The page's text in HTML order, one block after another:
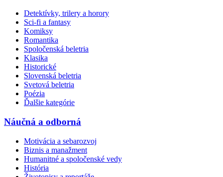
Detektívky, trilery a horory
Sci-fi a fantasy
Komiksy
Romantika
Spoločenská beletria
Klasika
Historické
Slovenská beletria
Svetová beletria
Poézia
Ďalšie kategórie
Náučná a odborná
Motivácia a sebarozvoj
Biznis a manažment
Humanitné a spoločenské vedy
História